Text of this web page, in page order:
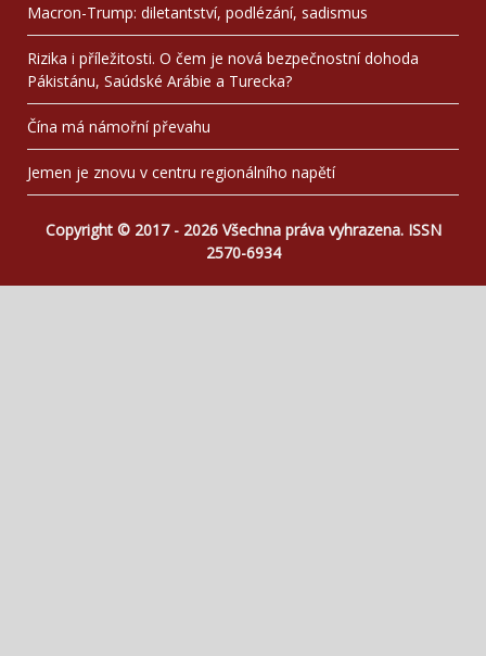
Macron-Trump: diletantství, podlézání, sadismus
Rizika i příležitosti. O čem je nová bezpečnostní dohoda
Pákistánu, Saúdské Arábie a Turecka?
Čína má námořní převahu
Jemen je znovu v centru regionálního napětí
Copyright © 2017 - 2026 Všechna práva vyhrazena. ISSN
2570-6934